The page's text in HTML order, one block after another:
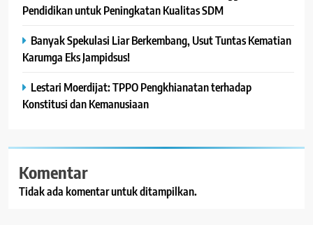
Pendidikan untuk Peningkatan Kualitas SDM
Banyak Spekulasi Liar Berkembang, Usut Tuntas Kematian
Karumga Eks Jampidsus!
Lestari Moerdijat: TPPO Pengkhianatan terhadap
Konstitusi dan Kemanusiaan
Komentar
Tidak ada komentar untuk ditampilkan.